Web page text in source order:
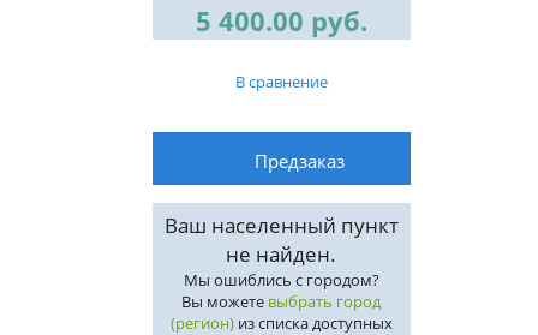
5 400.00 руб.
В сравнение
Ваш населенный пункт
не найден.
Мы ошиблись с городом?
Вы можете выбрать город
(регион)из списка доступных